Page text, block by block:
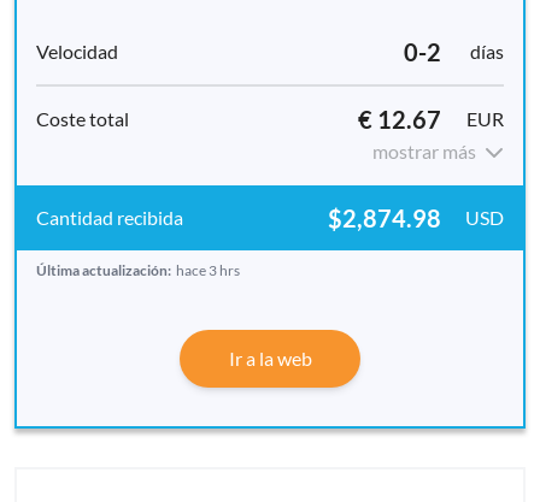
0-2 días
€ 12.67
EUR
mostrar más
$2,874.98 USD
Última actualización: hace 3 hrs
Ir a la web